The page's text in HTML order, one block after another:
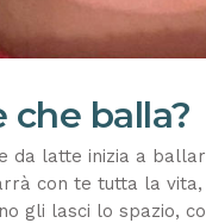
che balla?
da latte inizia a
con te tutta la vita,
gli lasci lo spazio,